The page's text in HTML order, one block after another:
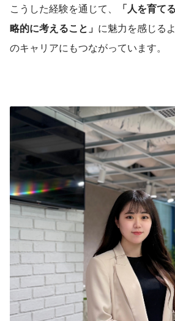
こうした経験を通じて、
「人を育て
略的に考えること」 に魅力を感じる
のキャリアにもつながっています。